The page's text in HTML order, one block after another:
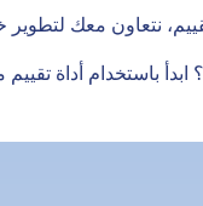
نتعاون معك
باستخدام أداة تقييم